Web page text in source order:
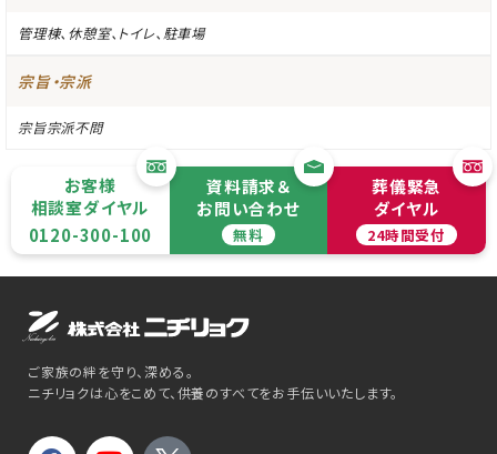
管理棟、休憩室、トイレ、駐車場
宗旨・宗派
宗旨宗派不問
お客様
相談室ダイヤル
0120-300-100
資料請求＆
お問い合わせ
無料
葬儀緊急
ダイヤル
24時間受付
ご家族の絆を守り、深める。
ニチリョクは心をこめて、供養のすべてをお手伝いいたします。